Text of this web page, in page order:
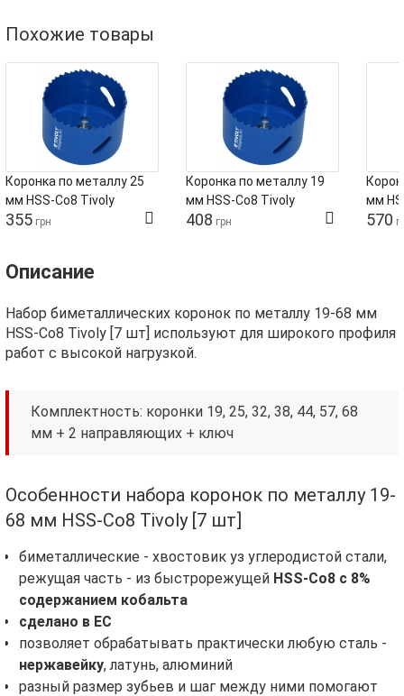
Похожие товары
Коронка по металлу 25
мм HSS-Co8 Tivoly
355 грн
Коронка по металлу 19
мм HSS-Co8 Tivoly
408 грн
мм
570
Описание
Набор биметаллических коронок по металлу 19-68 мм
HSS-Co8 Tivoly [7 шт] используют для широкого профиля
работ с высокой нагрузкой.
Комплектность: коронки 19, 25, 32, 38, 44, 57, 68
мм + 2 направляющих + ключ
Особенности набора коронок по металлу 19-
68 мм HSS-Co8 Tivoly [7 шт]
биметаллические - хвостовик уз углеродистой стали,
режущая часть - из быстрорежущей HSS-Co8 с 8%
содержанием кобальта
сделано в ЕС
позволяет обрабатывать практически любую сталь -
нержавейку, латунь, алюминий
разный размер зубьев и шаг между ними помогают